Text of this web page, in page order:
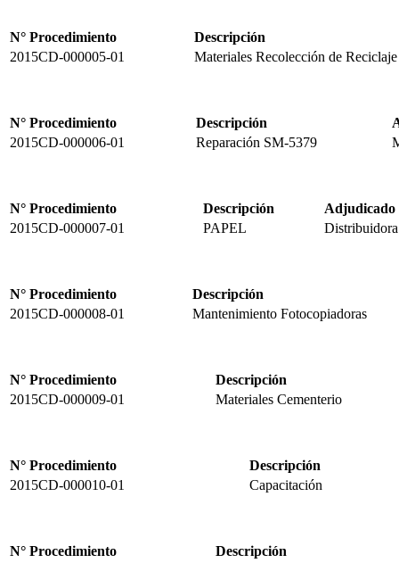
N° Procedimiento
Descripción
2015CD-000005-01
Materiales Recolección de Reciclaje
N° Procedimiento Descripción
2015CD-000006-01
Reparación SM-5379
N° Procedimiento Descripción
Adjudicado
2015CD-000007-01
PAPEL
N° Procedimiento
Descripción
2015CD-000008-01
Mantenimiento Fotocopiadoras
N° Procedimiento
Descripción
2015CD-000009-01
Materiales Cementerio
N° Procedimiento
Descripción
2015CD-000010-01
Capacitación
N° Procedimiento
Descripción